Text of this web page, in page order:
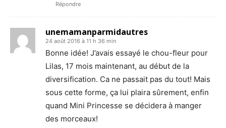
Répondre
unemamanparmidautres
24 août 2016 à 11 h 36 min
Bonne idée! J’avais essayé le chou-fleur pour
Lilas, 17 mois maintenant, au début de la
diversification. Ca ne passait pas du tout! Mais
sous cette forme, ça lui plaira sûrement, enfin
quand Mini Princesse se décidera à manger
des morceaux!